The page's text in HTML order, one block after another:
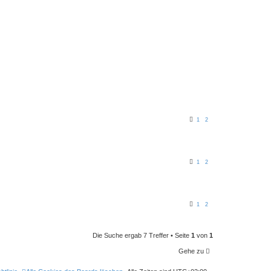
1 2
1 2
1 2
Die Suche ergab 7 Treffer • Seite 1 von 1
Gehe zu